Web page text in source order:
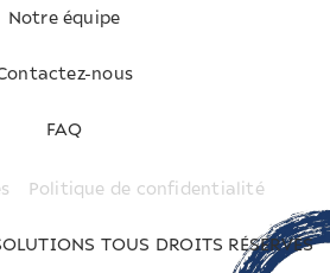
Notre équipe
nous
FAQ
Politique de confidentialité
TOUS DROITS RÉSERVÉS